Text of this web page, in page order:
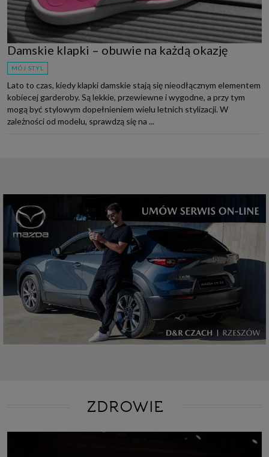
Damskie klapki – obuwie na każdą okazję
MÓJ STYL
Lato to czas, kiedy klapki damskie stają się nieodłącznym elementem
kobiecej garderoby. Są lekkie, przewiewne i wygodne, a przy tym
mogą być stylowym dopełnieniem wielu letnich stylizacji. W
zależności od modelu, sprawdzą się na ...
ZDROWIE